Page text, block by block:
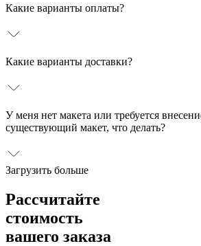
Какие варианты оплаты?
Какие варианты доставки?
У меня нет макета или требуется
существующий макет, что делать?
Загрузить больше
Рассчитайте
стоимость
вашего заказа